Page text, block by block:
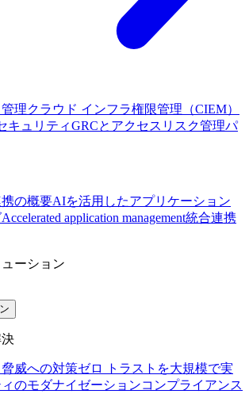
理クラウド インフラ権限管理（CIEM）
キュリティGRCとアクセスリスク管理パ
の概要AIを活用したアプリケーション
Accelerated application management統合連携
ーション
威への対策ゼロ トラストを大規模で実
のモダナイゼーションコンプライアンス